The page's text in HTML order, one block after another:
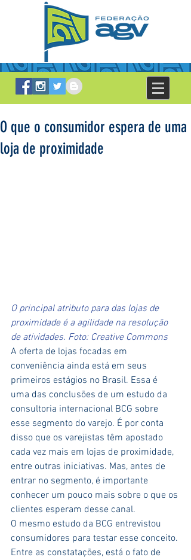
O que o consumidor espera de uma
loja de proximidade
O principal atributo para das lojas de
proximidade é a agilidade na resolução
de atividades. Foto: Creative Commons
A oferta de lojas focadas em
conveniência ainda está em seus
primeiros estágios no Brasil. Essa é
uma das conclusões de um estudo da
consultoria internacional BCG sobre
esse segmento do varejo. É por conta
disso que os varejistas têm apostado
cada vez mais em lojas de proximidade,
entre outras iniciativas. Mas, antes de
entrar no segmento, é importante
conhecer um pouco mais sobre o que os
clientes esperam desse canal.
O mesmo estudo da BCG entrevistou
consumidores para testar esse conceito.
Entre as constatações, está o fato de